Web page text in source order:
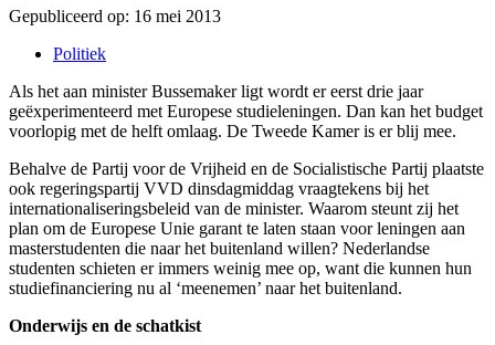
Gepubliceerd op: 16 mei 2013
Politiek
Als het aan minister Bussemaker ligt wordt er eerst drie jaar
geëxperimenteerd met Europese studieleningen. Dan kan het budget
voorlopig met de helft omlaag. De Tweede Kamer is er blij mee.
Behalve de Partij voor de Vrijheid en de Socialistische Partij plaatste
ook regeringspartij VVD dinsdagmiddag vraagtekens bij het
internationaliseringsbeleid van de minister. Waarom steunt zij het
plan om de Europese Unie garant te laten staan voor leningen aan
masterstudenten die naar het buitenland willen? Nederlandse
studenten schieten er immers weinig mee op, want die kunnen hun
studiefinanciering nu al ‘meenemen’ naar het buitenland.
Onderwijs en de schatkist